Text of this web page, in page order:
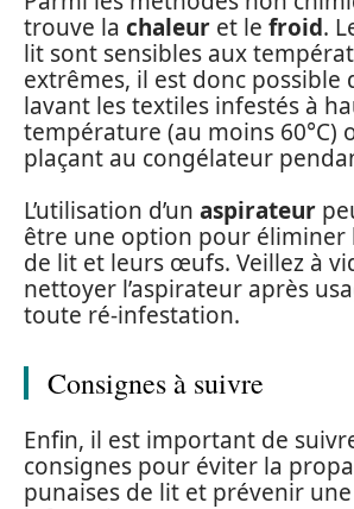
trouve la chaleur et le froid.
lit sont sensibles aux
extrêmes, il est donc possible
lavant les textiles infestés à
température (au moins 60°C)
plaçant au congélateur
L’utilisation d’un aspirateur
être une option pour éliminer
de lit et leurs œufs. Veillez à
nettoyer l’aspirateur après
toute ré-infestation.
Consignes à suivre
Enfin, il est important de
consignes pour éviter la
punaises de lit et prévenir